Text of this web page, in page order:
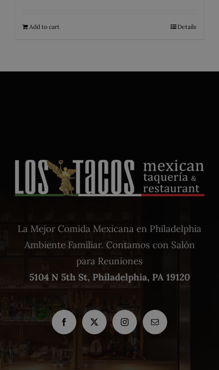
Add to cart Details
La Mejor Comida Mexicana en Philadelphia
Ambiente Familiar. Contamos con Salón
para Reuniones
5104 N 5th St, Philadelphia, PA 19120